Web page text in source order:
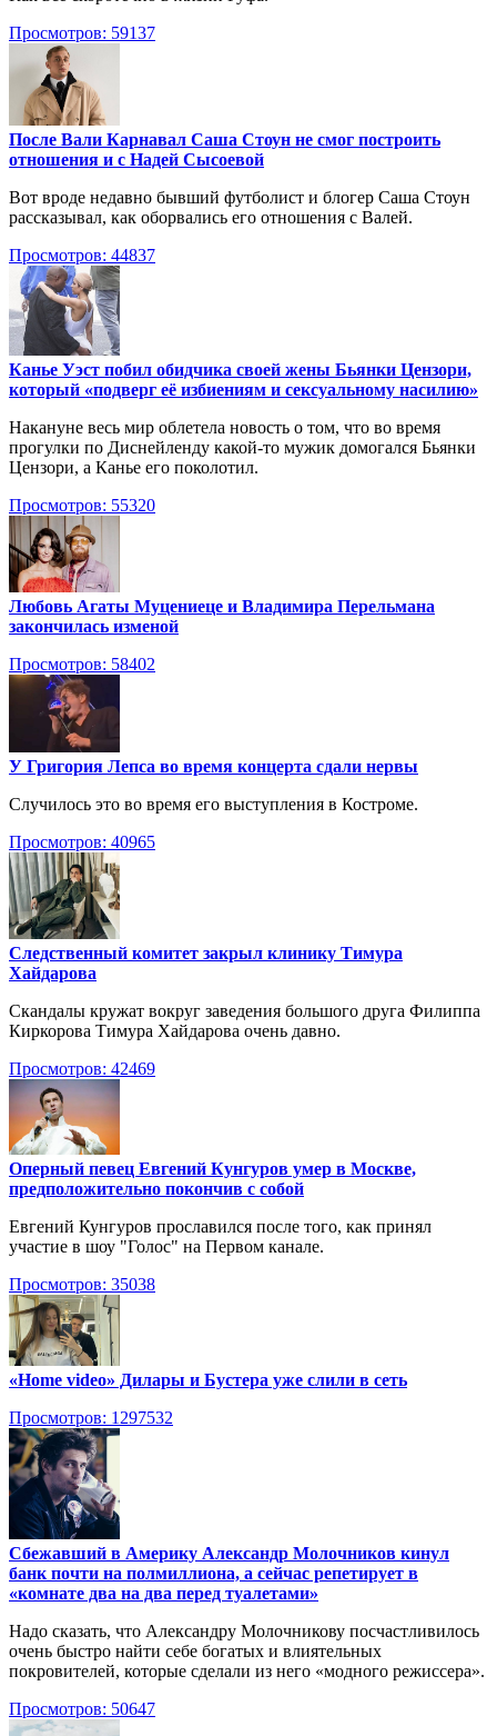
Просмотров: 59137
После Вали Карнавал Саша Стоун не смог построить
отношения и с Надей Сысоевой
Вот вроде недавно бывший футболист и блогер Саша Стоун
рассказывал, как оборвались его отношения с Валей.
Просмотров: 44837
Канье Уэст побил обидчика своей жены Бьянки Цензори,
который «подверг её избиениям и сексуальному насилию»
Накануне весь мир облетела новость о том, что во время
прогулки по Диснейленду какой-то мужик домогался Бьянки
Цензори, а Канье его поколотил.
Просмотров: 55320
Любовь Агаты Муцениеце и Владимира Перельмана
закончилась изменой
Просмотров: 58402
У Григория Лепса во время концерта сдали нервы
Случилось это во время его выступления в Костроме.
Просмотров: 40965
Следственный комитет закрыл клинику Тимура
Хайдарова
Скандалы кружат вокруг заведения большого друга Филиппа
Киркорова Тимура Хайдарова очень давно.
Просмотров: 42469
Оперный певец Евгений Кунгуров умер в Москве,
предположительно покончив с собой
Евгений Кунгуров прославился после того, как принял
участие в шоу "Голос" на Первом канале.
Просмотров: 35038
«Home video» Дилары и Бустера уже слили в сеть
Просмотров: 1297532
Сбежавший в Америку Александр Молочников кинул
банк почти на полмиллиона, а сейчас репетирует в
«комнате два на два перед туалетами»
Надо сказать, что Александру Молочникову посчастливилось
очень быстро найти себе богатых и влиятельных
покровителей, которые сделали из него «модного режиссера».
Просмотров: 50647